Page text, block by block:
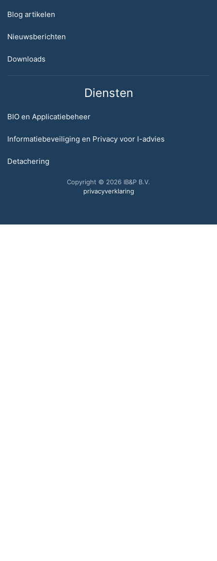
Blog artikelen
Nieuwsberichten
Downloads
Diensten
BIO en Applicatiebeheer
Informatiebeveiliging en Privacy voor I-advies
Detachering
Copyright © 2026 IB&P B.V.
privacyverklaring